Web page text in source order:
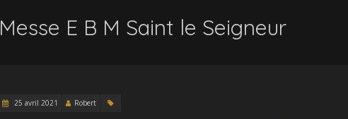
Messe E B M Saint le Seigneur
25 avril 2021 Robert